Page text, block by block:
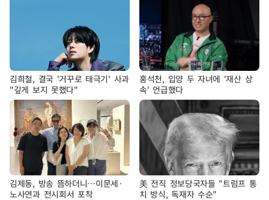
김희철, 결국 '거꾸로 태극기' 사과
"깊게 보지 못했다"
홍석천, 입양 두 자녀에 '재산 상
속' 언급했다
김제동, 방송 뜸하더니…이문세·
노사연과 전시회서 포착
美 전직 정보당국자들 "트럼프 통
치 방식, 독재자 수순"